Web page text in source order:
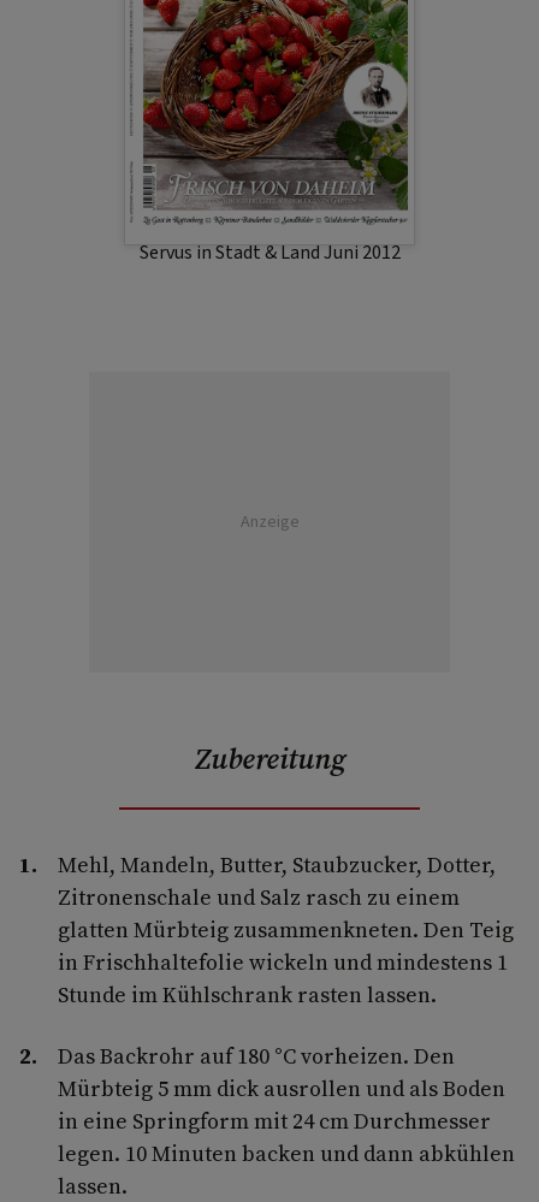
Servus in Stadt & Land Juni 2012
Anzeige
Zubereitung
Mehl, Mandeln, Butter, Staubzucker, Dotter,
Zitronenschale und Salz rasch zu einem
glatten Mürbteig zusammenkneten. Den Teig
in Frischhaltefolie wickeln und mindestens 1
Stunde im Kühlschrank rasten lassen.
Das Backrohr auf 180 °C vorheizen. Den
Mürbteig 5 mm dick ausrollen und als Boden
in eine Springform mit 24 cm Durchmesser
legen. 10 Minuten backen und dann abkühlen
lassen.